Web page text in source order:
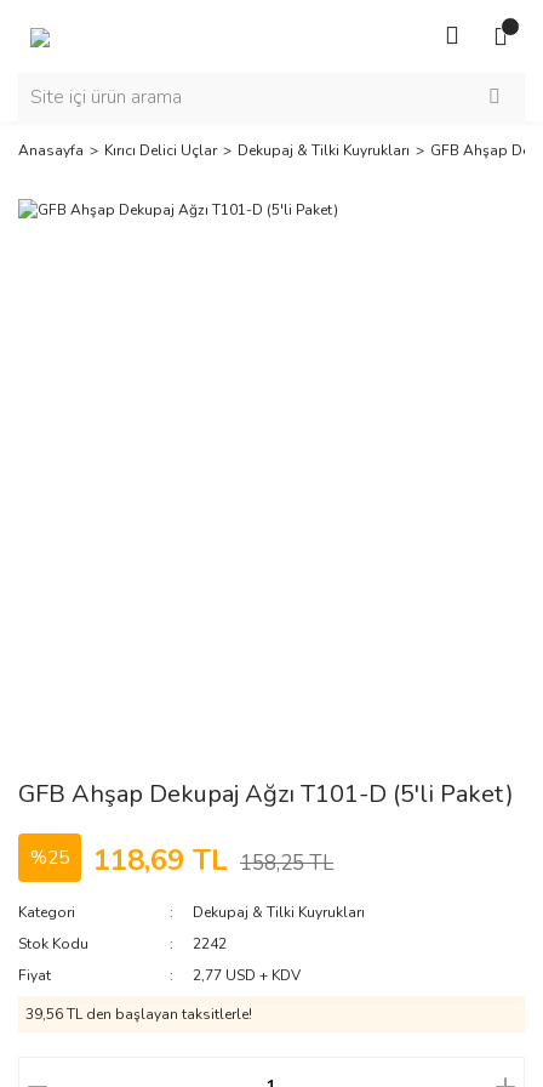
Anasayfa Kırıcı Delici Uçlar Dekupaj & Tilki Kuyrukları GFB Ahşap
GFB Ahşap Dekupaj Ağzı T101-D (5'li Paket)
%25 118,69 TL 158,25 TL
Kategori
Dekupaj & Tilki Kuyrukları
Stok Kodu
2242
Fiyat
2,77 USD + KDV
39,56 TL den başlayan taksitlerle!